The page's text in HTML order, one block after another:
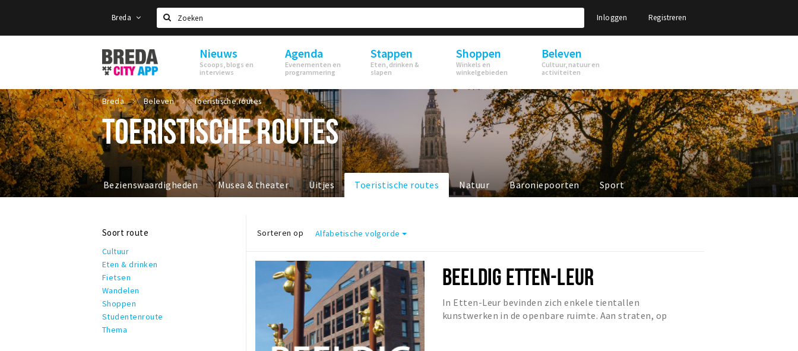
Breda
Zoeken
Inloggen Registreren
Stappen
&
Shoppen
Breda
Nieuws
Scoops, blogs en
interviews
Agenda
Evenementen en
programmering
Stappen
Eten, drinken &
slapen
Shoppen
Winkels en
winkelgebieden
Beleven
Cultuur, natuur en
activiteiten
Breda Beleven Toeristische routes
TOERISTISCHE ROUTES
Bezienswaardigheden Musea & theater Uitjes Toeristische routes Natuur Baroniepoorten Sport
Soort route
Cultuur
Eten & drinken
Fietsen
Wandelen
Shoppen
Studentenroute
Thema
Sorteren op Alfabetische volgorde
BEELDIG ETTEN-LEUR
In Etten-Leur bevinden zich enkele tientallen
kunstwerken in de openbare ruimte. Aan straten, op